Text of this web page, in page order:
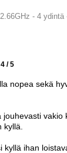
- 4 ydintä
/ 5
nopea sekä
vakio
ihan